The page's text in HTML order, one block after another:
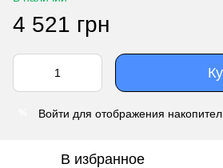
4 521 грн
Войти для отображения
В избранное